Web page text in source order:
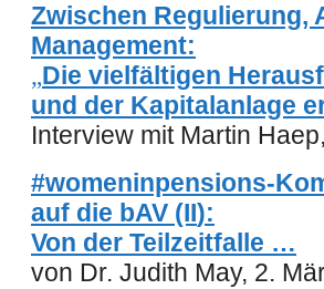
Zwischen Regulierung,
Management:
„Die vielfältigen
und der Kapitalanlage
Interview mit Martin
#womeninpensions-
auf die bAV (II):
Von der Teilzeitfalle …
von Dr. Judith May, 2.